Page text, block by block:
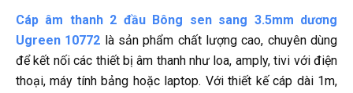
Cáp âm thanh 2 đầu Bông sen sang 3.5mm dương
Ugreen 10772 là sản phẩm chất lượng cao, chuyên dùng
để kết nối các thiết bị âm thanh như loa, amply, tivi với điện
thoại, máy tính bảng hoặc laptop. Với thiết kế cáp dài 1m,